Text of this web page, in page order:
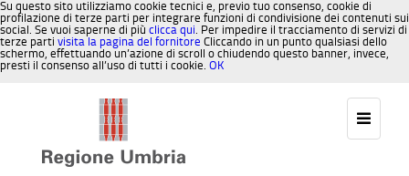
Su questo sito utilizziamo cookie tecnici e, previo tuo consenso, cookie di
profilazione di terze parti per integrare funzioni di condivisione dei contenuti sui
social. Se vuoi saperne di più clicca qui. Per impedire il tracciamento di servizi di
terze parti visita la pagina del fornitore Cliccando in un punto qualsiasi dello
schermo, effettuando un’azione di scroll o chiudendo questo banner, invece,
presti il consenso all’uso di tutti i cookie. OK